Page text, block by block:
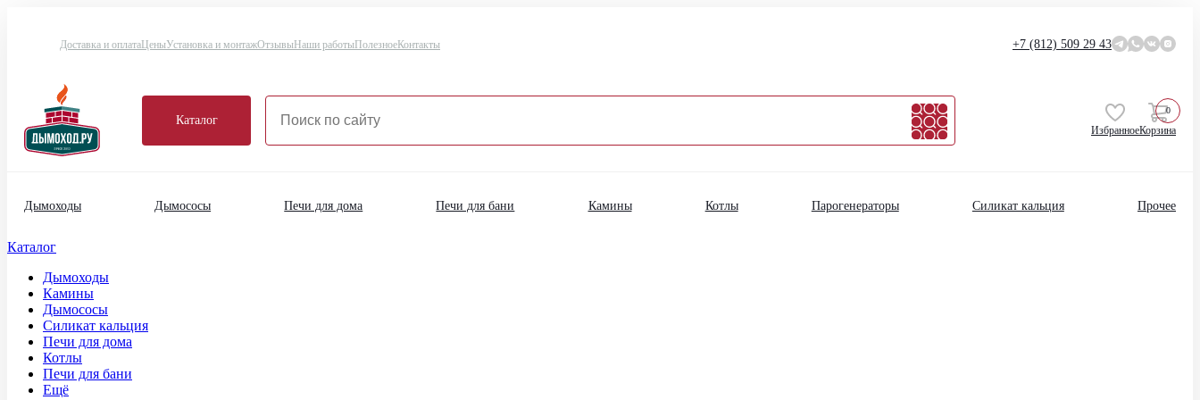
Доставка и оплатаЦеныУстановка и монтажОтзывыНаши работыПолезное Контакты +7 (812) 509 29 43
Каталог
ИзбранноеКорзина
0
Дымоходы Дымососы Печи для дома Печи для бани Камины Котлы Парогенераторы Силикат кальция Прочее
Каталог
Дымоходы
Камины
Дымососы
Силикат кальция
Печи для дома
Котлы
Печи для бани
Ещё